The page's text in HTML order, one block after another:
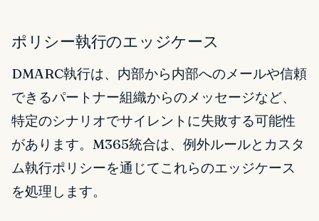
ポリシー執行のエッジケース
DMARC執行は、内部から内部へのメールや信頼
できるパートナー組織からのメッセージなど、
特定のシナリオでサイレントに失敗する可能性
があります。M365統合は、例外ルールとカスタ
ム執行ポリシーを通じてこれらのエッジケース
を処理します。